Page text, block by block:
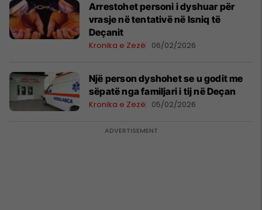
Arrestohet personi i dyshuar për
vrasje në tentativë në Isniq të
Deçanit
Kronika e Zezë 06/02/2026
Një person dyshohet se u godit me
sëpatë nga familjari i tij në Deçan
Kronika e Zezë 05/02/2026